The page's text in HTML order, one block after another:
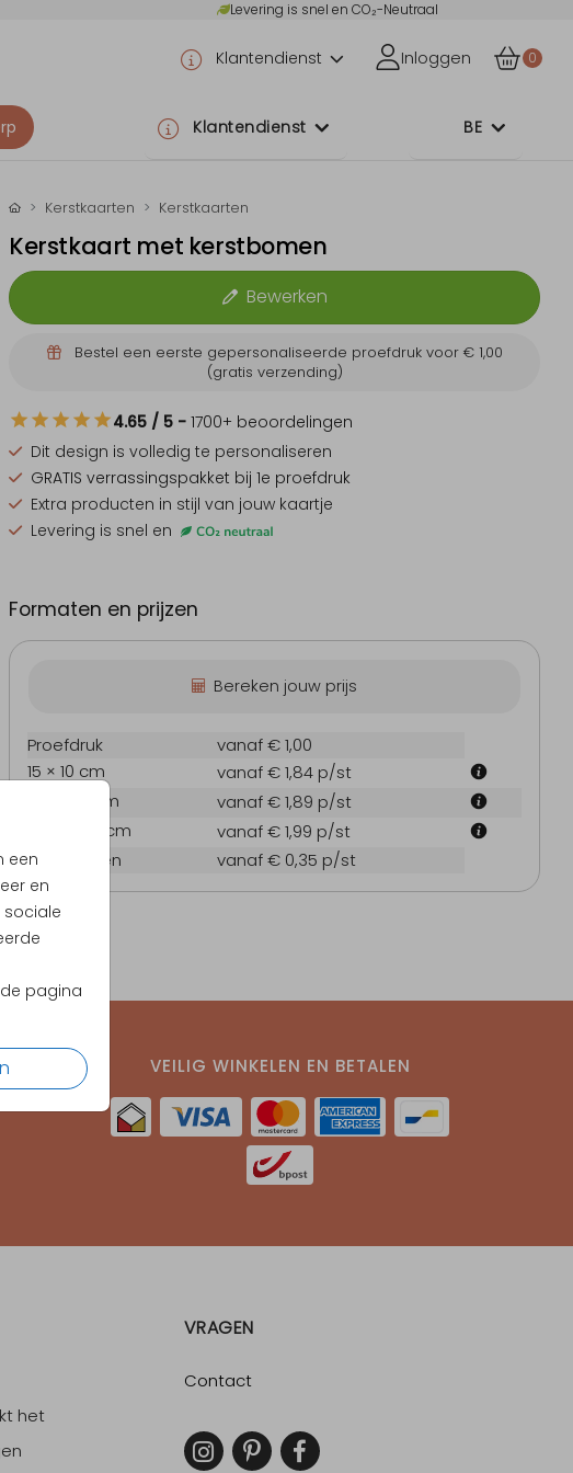
Levering is snel en CO₂-Neutraal
Klantendienst Inloggen 0
Klantendienst BE
een
en
pagina
Kerstkaarten Kerstkaarten
Kerstkaart met kerstbomen
Bewerken
Bestel een eerste gepersonaliseerde proefdruk voor € 1,00
(gratis verzending)
4.65 / 5 - 1700+ beoordelingen
Dit design is volledig te personaliseren
GRATIS verrassingspakket bij 1e proefdruk
Extra producten in stijl van jouw kaartje
Levering is snel en
Formaten en prijzen
Bereken jouw prijs
Proefdruk
vanaf € 1,00
15 × 10 cm
vanaf € 1,84 p/st
17.1 × 11.4 cm
vanaf € 1,89 p/st
21.6 × 14.4 cm
vanaf € 1,99 p/st
Enveloppen
vanaf € 0,35 p/st
VEILIG WINKELEN EN BETALEN
het
VRAGEN
Contact